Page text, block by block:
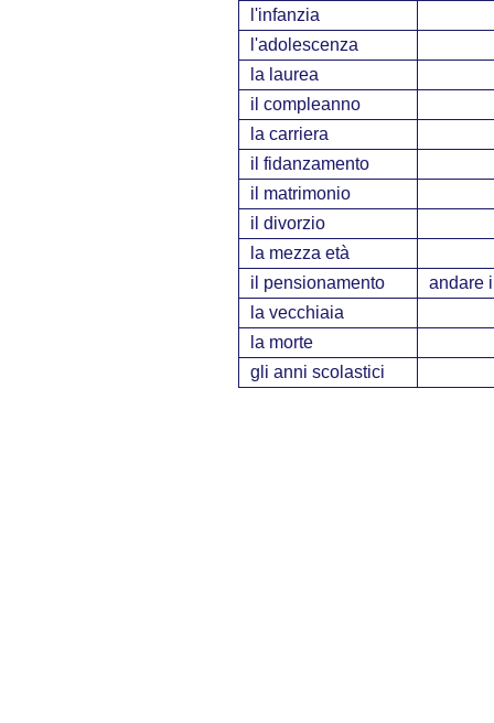
l'infanzia
l'adolescenza
la laurea
il compleanno
la carriera
il fidanzamento
il matrimonio
il divorzio
la mezza età
il pensionamento
andare
la vecchiaia
la morte
gli anni scolastici